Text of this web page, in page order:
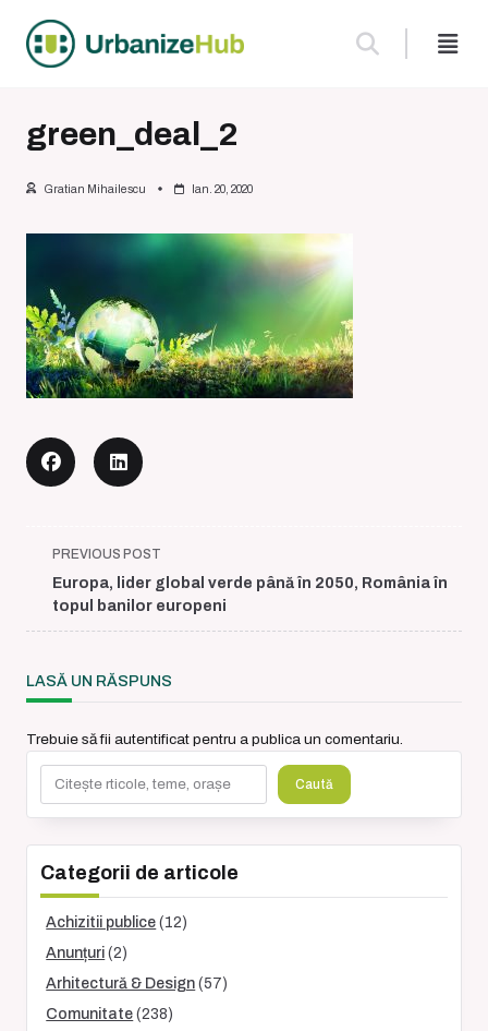
content
green_deal_2
Gratian Mihailescu Ian. 20, 2020
<span
class="nav-
subtitle
screen-
text">Page</span>
PREVIOUS POST
Europa, lider global verde până în 2050, România în
topul banilor europeni
LASĂ UN RĂSPUNS
Trebuie să fii autentificat pentru a publica un comentariu.
Caută
Categorii de articole
Achizitii publice (12)
Anunțuri (2)
Arhitectură & Design (57)
Comunitate (238)